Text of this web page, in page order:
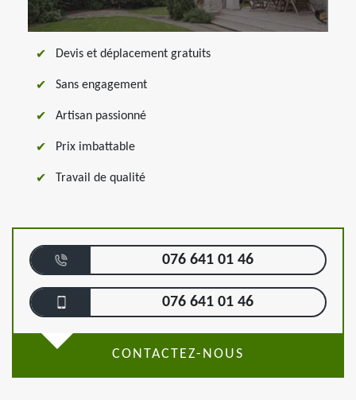
Devis et déplacement gratuits
Sans engagement
Artisan passionné
Prix imbattable
Travail de qualité
076 641 01 46
076 641 01 46
CONTACTEZ-NOUS